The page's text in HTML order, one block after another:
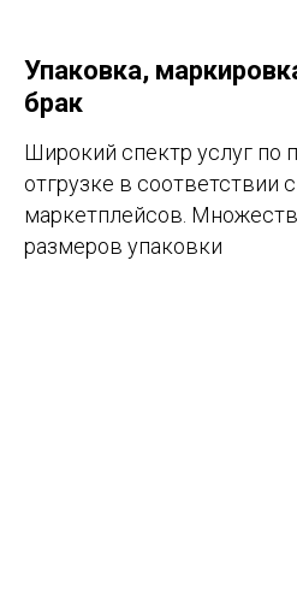
Упаковка,
брак
Широкий спектр услуг по
отгрузке в соответствии
маркетплейсов.
размеров упаковки